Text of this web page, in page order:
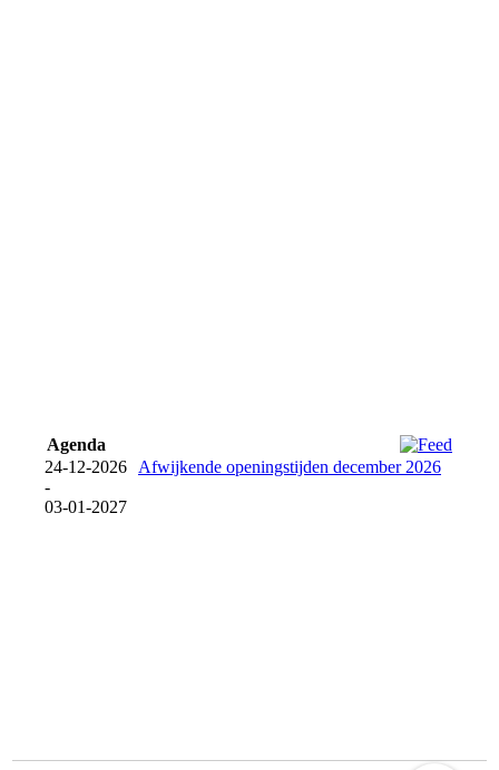
Agenda
24-12-2026
-
03-01-2027
Afwijkende openingstijden december 2026